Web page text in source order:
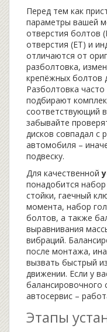
Перед тем как
параметры вашей
отверстия болтов
отверстия (ET) и
отличаются от
разболтовка,
крепёжных болтов
Разболтовка часто
подбирают
соответствующий
забывайте
дисков совпадал с
автомобиля –
подвеску.
Для качественной
понадобится
стойки, гаечный
момента, набор
болтов, а также
выравнивания
вибраций.
после монтажа,
вызвать быстрый
движении. Если у
балансировочного
автосервис –
Этапы